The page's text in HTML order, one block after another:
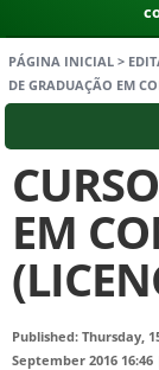
PÁGINA INICIAL >
DE GRADUAÇÃO EM
EM
Published: Thursday,
September 2016 16:46